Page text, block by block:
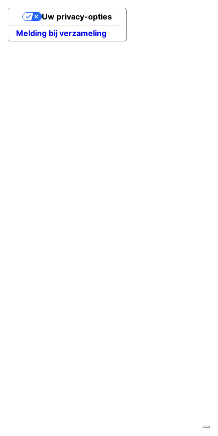
Melding bij verzameling
Uw privacy-opties